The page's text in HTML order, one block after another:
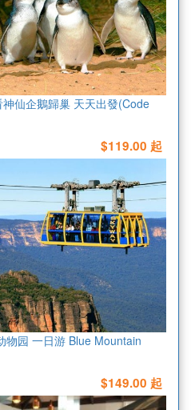
神仙企鵝歸巢 天天出發(Code
$119.00 起
物园 一日游 Blue Mountain
$149.00 起